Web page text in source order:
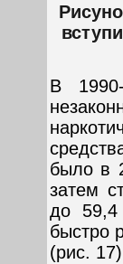
В
было в
затем
до 59,4
быстро
(рис.